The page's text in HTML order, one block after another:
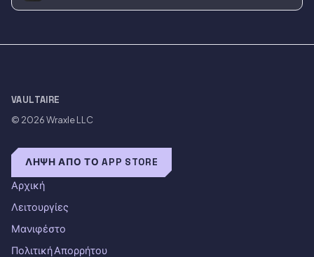
VAULTAIRE
© 2026Wraxle LLC
ΛΉΨΗ ΑΠΌ ΤΟ APP STORE
Αρχική
Λειτουργίες
Μανιφέστο
Πολιτική Απορρήτου